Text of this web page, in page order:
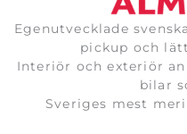
Egenutvecklade
pickup och
Interiör och exteriör
bilar
Sveriges mest